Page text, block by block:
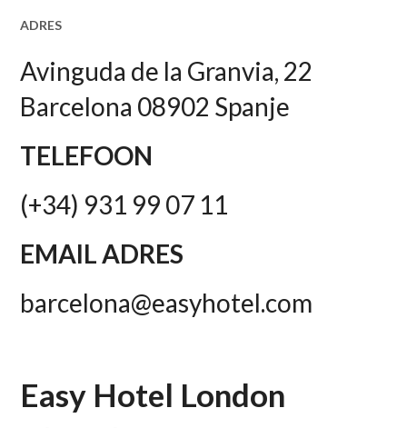
ADRES
Avinguda de la Granvia, 22
Barcelona 08902 Spanje
TELEFOON
(+34) 931 99 07 11
EMAIL ADRES
barcelona@easyhotel.com
Easy Hotel London